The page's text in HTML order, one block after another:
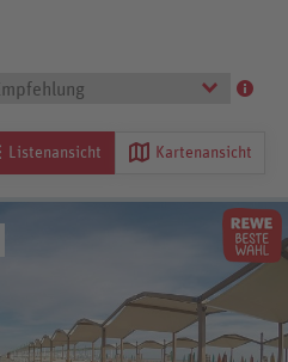
Listenansicht Kartenansicht